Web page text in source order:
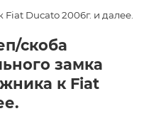
Ducato 2006г. и далее.
скоба
замка
к Fiat